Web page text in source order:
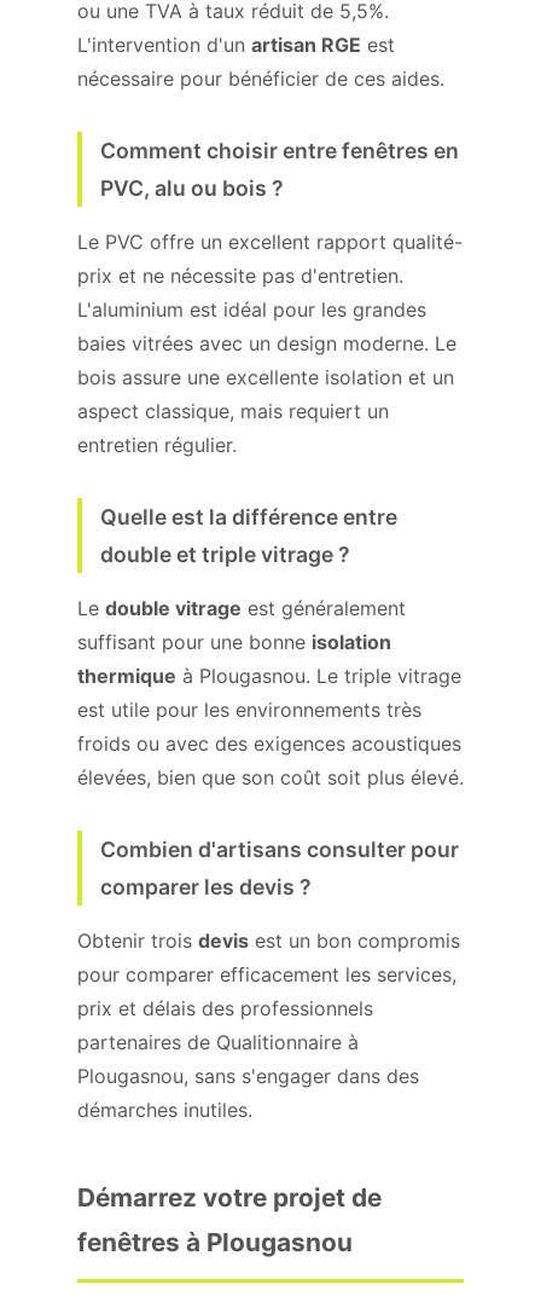
ou une TVA à taux réduit de 5,5%.
L'intervention d'un artisan RGE est
nécessaire pour bénéficier de ces aides.
Comment choisir entre fenêtres en
PVC, alu ou bois ?
Le PVC offre un excellent rapport qualité-
prix et ne nécessite pas d'entretien.
L'aluminium est idéal pour les grandes
baies vitrées avec un design moderne. Le
bois assure une excellente isolation et un
aspect classique, mais requiert un
entretien régulier.
Quelle est la différence entre
double et triple vitrage ?
Le double vitrage est généralement
suffisant pour une bonne isolation
thermique à Plougasnou. Le triple vitrage
est utile pour les environnements très
froids ou avec des exigences acoustiques
élevées, bien que son coût soit plus élevé.
Combien d'artisans consulter pour
comparer les devis ?
Obtenir trois devis est un bon compromis
pour comparer efficacement les services,
prix et délais des professionnels
partenaires de Qualitionnaire à
Plougasnou, sans s'engager dans des
démarches inutiles.
Démarrez votre projet de
fenêtres à Plougasnou